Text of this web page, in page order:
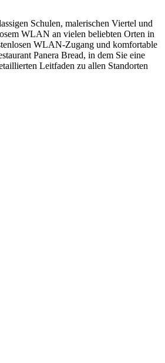
Schulen, malerischen Viertel und
WLAN an vielen beliebten Orten in
WLAN-Zugang und komfortable
Panera Bread, in dem Sie eine
Leitfaden zu allen Standorten